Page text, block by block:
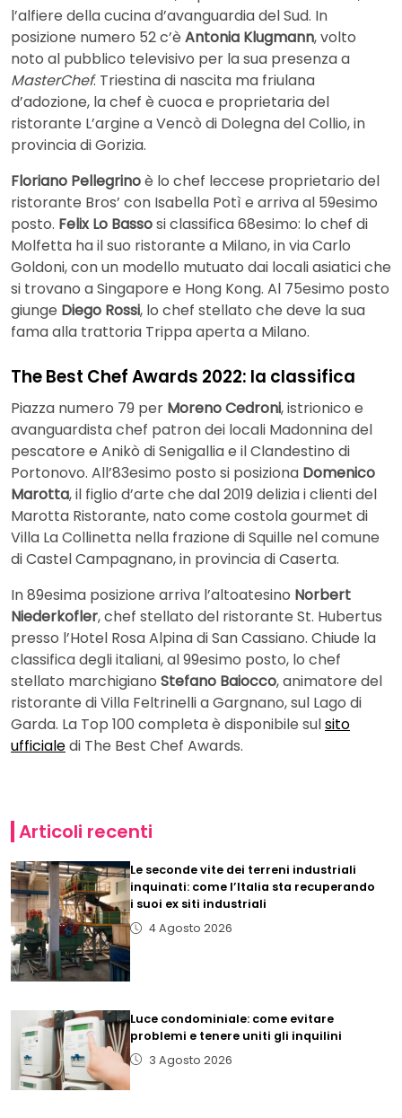
l’alfiere della cucina d’avanguardia del Sud. In
posizione numero 52 c’è Antonia Klugmann, volto
noto al pubblico televisivo per la sua presenza a
MasterChef. Triestina di nascita ma friulana
d’adozione, la chef è cuoca e proprietaria del
ristorante L’argine a Vencò di Dolegna del Collio, in
provincia di Gorizia.
Floriano Pellegrinoè lo chef leccese proprietario del
ristorante Bros’ con Isabella Potì e arriva al 59esimo
posto. Felix Lo Bassosi classifica 68esimo: lo chef di
Molfetta ha il suo ristorante a Milano, in via Carlo
Goldoni, con un modello mutuato dai locali asiatici che
si trovano a Singapore e Hong Kong. Al 75esimo posto
giunge Diego Rossi, lo chef stellato che deve la sua
fama alla trattoria Trippa aperta a Milano.
The Best Chef Awards 2022: la classifica
Piazza numero 79 per Moreno Cedroni, istrionico e
avanguardista chef patron dei locali Madonnina del
pescatore e Anikò di Senigallia e il Clandestino di
Portonovo. All’83esimo posto si posiziona Domenico
Marotta, il figlio d’arte che dal 2019 delizia i clienti del
Marotta Ristorante, nato come costola gourmet di
Villa La Collinetta nella frazione di Squille nel comune
di Castel Campagnano, in provincia di Caserta.
In 89esima posizione arriva l’altoatesino Norbert
Niederkofler, chef stellato del ristorante St. Hubertus
presso l’Hotel Rosa Alpina di San Cassiano. Chiude la
classifica degli italiani, al 99esimo posto, lo chef
stellato marchigiano Stefano Baiocco, animatore del
ristorante di Villa Feltrinelli a Gargnano, sul Lago di
Garda. La Top 100 completa è disponibile sulsito
ufficialedi The Best Chef Awards.
Articoli recenti
Le seconde vite dei terreni industriali
inquinati: come l’Italia sta recuperando
i suoi ex siti industriali
4 Agosto 2026
Luce condominiale: come evitare
problemi e tenere uniti gli inquilini
3 Agosto 2026